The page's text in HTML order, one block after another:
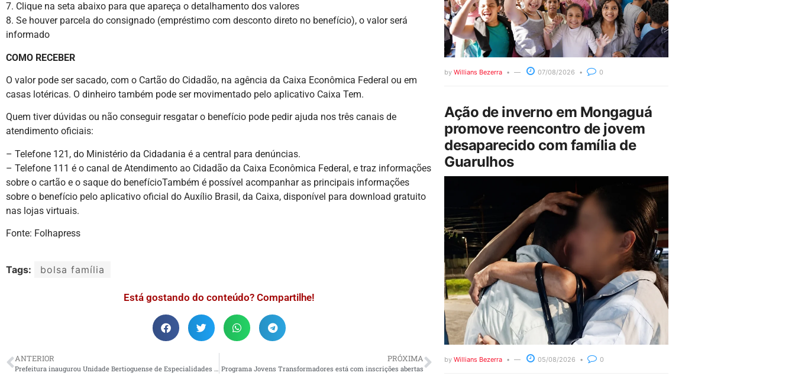
7. Clique na seta abaixo para que apareça o detalhamento dos valores
8. Se houver parcela do consignado (empréstimo com desconto direto no benefício), o valor será
informado
COMO RECEBER
O valor pode ser sacado, com o Cartão do Cidadão, na agência da Caixa Econômica Federal ou em
casas lotéricas. O dinheiro também pode ser movimentado pelo aplicativo Caixa Tem.
Quem tiver dúvidas ou não conseguir resgatar o benefício pode pedir ajuda nos três canais de
atendimento oficiais:
– Telefone 121, do Ministério da Cidadania é a central para denúncias.
– Telefone 111 é o canal de Atendimento ao Cidadão da Caixa Econômica Federal, e traz informações
sobre o cartão e o saque do benefícioTambém é possível acompanhar as principais informações
sobre o benefício pelo aplicativo oficial do Auxílio Brasil, da Caixa, disponível para download gratuito
nas lojas virtuais.
Fonte: Folhapress
Tags: bolsa família
Está gostando do conteúdo? Compartilhe!
ANTERIOR PRÓXIMA
Programa Jovens Transformadores está com inscrições abertas
by Willians Bezerra 07/08/2026 0
Ação de inverno em Mongaguá
promove reencontro de jovem
desaparecido com família de
Guarulhos
by Willians Bezerra 05/08/2026 0